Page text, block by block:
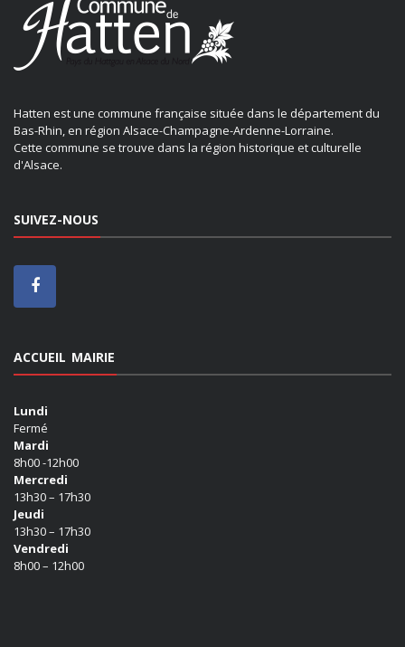
Hatten est une commune française située dans le département du
Bas-Rhin, en région Alsace-Champagne-Ardenne-Lorraine.
Cette commune se trouve dans la région historique et culturelle
d'Alsace.
SUIVEZ-NOUS
ACCUEIL MAIRIE
Lundi
Fermé
Mardi
8h00 -12h00
Mercredi
13h30 – 17h30
Jeudi
13h30 – 17h30
Vendredi
8h00 – 12h00